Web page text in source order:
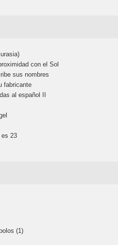
con el Sol
sus nombres
fabricante
al español II
es 23
(1)